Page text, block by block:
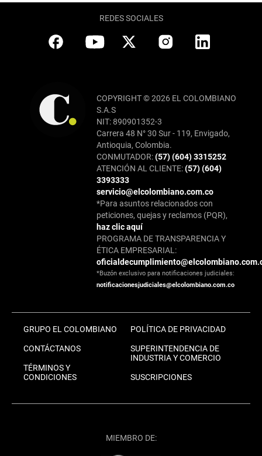
REDES SOCIALES
COPYRIGHT © 2026 EL COLOMBIANO
S.A.S
NIT: 890901352-3
Carrera 48 N° 30 Sur - 119, Envigado,
Antioquia, Colombia.
CONMUTADOR:(57) (604) 3315252
ATENCIÓN AL CLIENTE:(57) (604)
3393333
servicio@elcolombiano.com.co
*Para asuntos relacionados con
peticiones, quejas y reclamos (PQR),
haz clic aquí
PROGRAMA DE TRANSPARENCIA Y
ÉTICA EMPRESARIAL:
*Buzón exclusivo para notificaciones judiciales:
notificacionesjudiciales@elcolombiano.com.co
GRUPO EL COLOMBIANO
CONTÁCTANOS
TÉRMINOS Y
CONDICIONES
POLÍTICA DE PRIVACIDAD
SUPERINTENDENCIA DE
INDUSTRIA Y COMERCIO
SUSCRIPCIONES
MIEMBRO DE: